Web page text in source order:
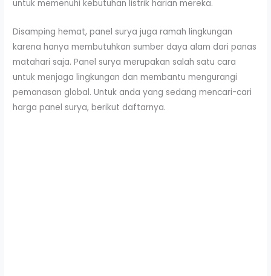
untuk memenuhi kebutuhan listrik harian mereka.
Disamping hemat, panel surya juga ramah lingkungan
karena hanya membutuhkan sumber daya alam dari panas
matahari saja. Panel surya merupakan salah satu cara
untuk menjaga lingkungan dan membantu mengurangi
pemanasan global. Untuk anda yang sedang mencari-cari
harga panel surya, berikut daftarnya.